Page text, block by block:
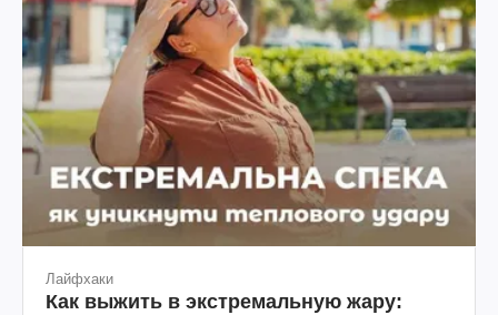
Лайфхаки
Как выжить в экстремальную жару: